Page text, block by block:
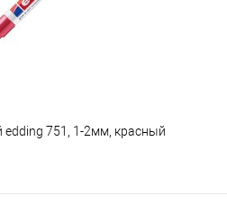
751, 1-2мм, красный